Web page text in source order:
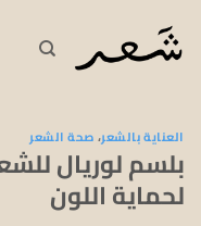
للمحتوى
العناية بالشعر،صحة الشعر
لحماية اللون